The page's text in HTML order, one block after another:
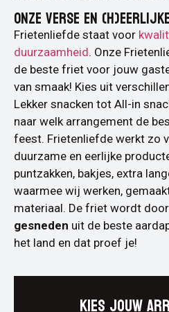
ONZE VERSE EN
Frietenliefde staat voor
duurzaamheid. Onze
de beste friet voor jouw
van smaak! Kies uit
Lekker snacken tot All-in
naar welk arrangement de
feest. Frietenliefde werkt zo
duurzame en eerlijke
puntzakken, bakjes, extra
waarmee wij werken,
materiaal. De friet wordt
gesneden uit de beste
het land en dat proef je!
Kies jouw